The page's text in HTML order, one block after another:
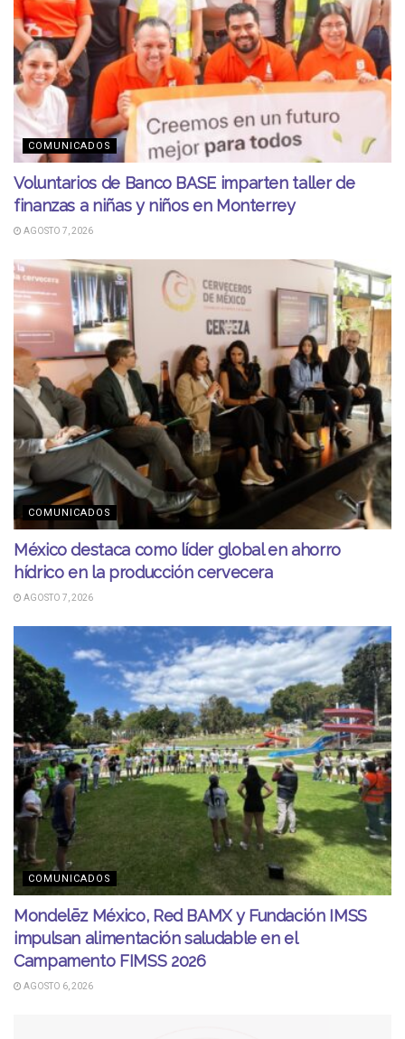
COMUNICADOS
Voluntarios de Banco BASE imparten taller de
finanzas a niñas y niños en Monterrey
AGOSTO 7, 2026
COMUNICADOS
México destaca como líder global en ahorro
hídrico en la producción cervecera
AGOSTO 7, 2026
COMUNICADOS
Mondelēz México, Red BAMX y Fundación IMSS
impulsan alimentación saludable en el
Campamento FIMSS 2026
AGOSTO 6, 2026